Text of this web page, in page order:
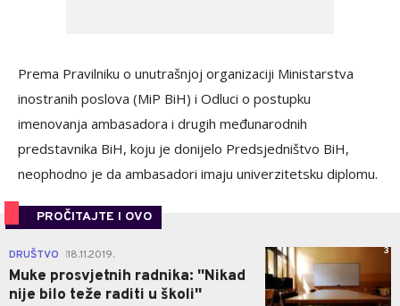
Prema Pravilniku o unutrašnjoj organizaciji Ministarstva
inostranih poslova (MiP BiH) i Odluci o postupku
imenovanja ambasadora i drugih međunarodnih
predstavnika BiH, koju je donijelo Predsjedništvo BiH,
neophodno je da ambasadori imaju univerzitetsku diplomu.
PROČITAJTE I OVO
DRUŠTVO 18.11.2019.
Muke prosvjetnih radnika: ''Nikad
nije bilo teže raditi u školi''
3